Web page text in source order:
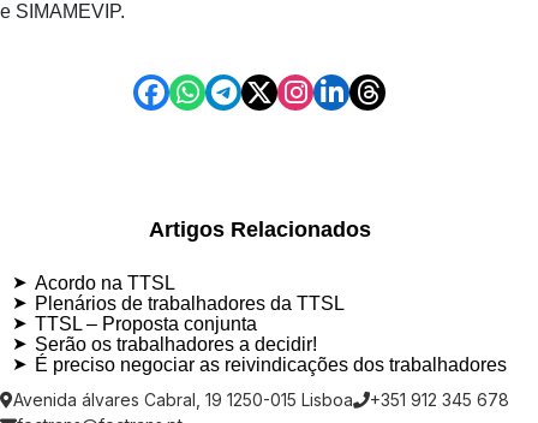
e SIMAMEVIP.
Artigos Relacionados
Acordo na TTSL
Plenários de trabalhadores da TTSL
TTSL – Proposta conjunta
Serão os trabalhadores a decidir!
É preciso negociar as reivindicações dos trabalhadores
Avenida álvares Cabral, 19 1250-015 Lisboa
+351 912 345 678